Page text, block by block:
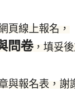
頁線上報名，
問卷，填妥
與報名表，謝